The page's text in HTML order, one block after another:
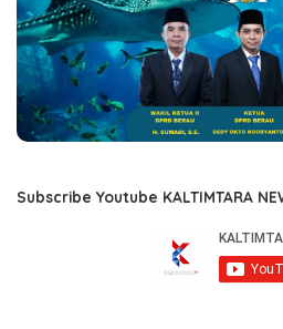
Subscribe Youtube KALTIMTARA